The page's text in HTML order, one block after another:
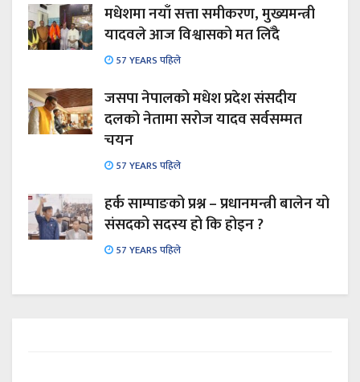
मधेशमा नयाँ सत्ता समीकरण, मुख्यमन्त्री
यादवले आज विश्वासको मत लिँदै
57 YEARS पहिले
जसपा नेपालको मधेश प्रदेश संसदीय
दलको नेतामा सरोज यादव सर्वसम्मत
चयन
57 YEARS पहिले
हर्क साम्पाङको प्रश्न – प्रधानमन्त्री बालेन यो
संसदको सदस्य हो कि होइन ?
57 YEARS पहिले